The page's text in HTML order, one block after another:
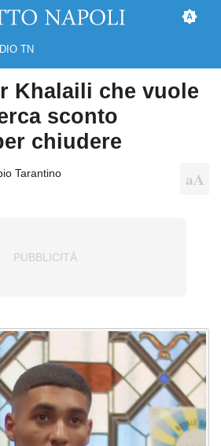
TN
Khalaili che vuole
sconto
chiudere
Tarantino